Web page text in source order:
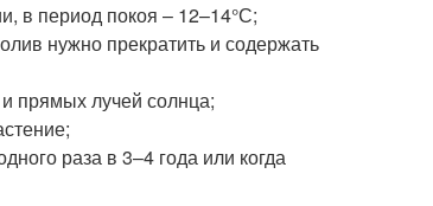
в период покоя – 12–14°С;
нужно прекратить и содержать
прямых лучей солнца;
раза в 3–4 года или когда